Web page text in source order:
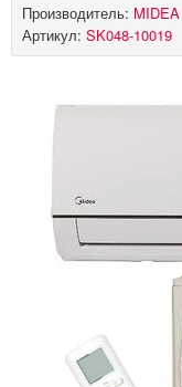
Производитель: MIDEA
Артикул: SK048-10019